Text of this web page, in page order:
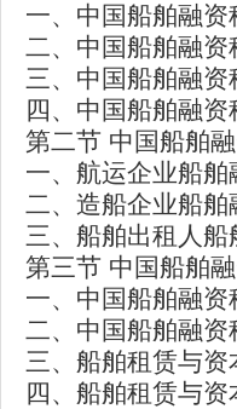
一、中国船舶融
二、中国船舶融
三、中国船舶融
四、中国船舶融
第二节 中国船舶
一、航运企业船
二、造船企业船
三、船舶出租人
第三节 中国船舶
一、中国船舶融
二、中国船舶融
三、船舶租赁与
四、船舶租赁与